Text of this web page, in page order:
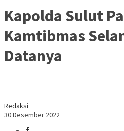
Kapolda Sulut
Kamtibmas
Datanya
Redaksi
30 Desember 2022